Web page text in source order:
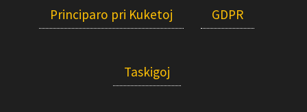
Principaro pri Kuketoj GDPR
Taskigoj